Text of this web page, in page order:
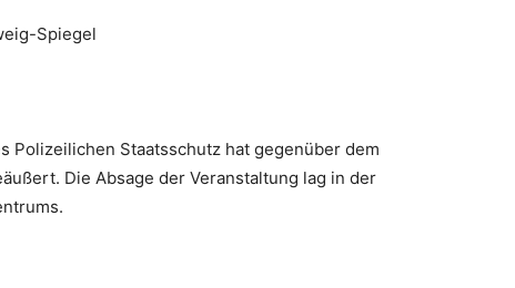
Spiegel
Polizeilichen Staatsschutz hat gegenüber dem
Die Absage der Veranstaltung lag in der